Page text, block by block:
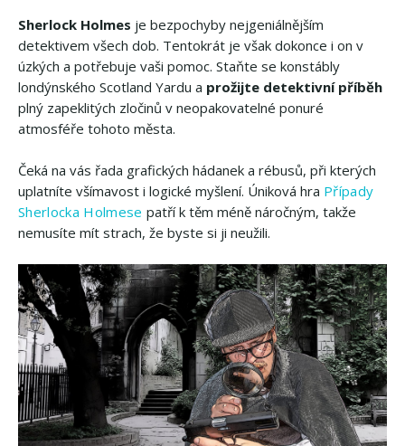
Sherlock Holmes je bezpochyby nejgeniálnějším
detektivem všech dob. Tentokrát je však dokonce i on v
úzkých a potřebuje vaši pomoc. Staňte se konstábly
londýnského Scotland Yardu a prožijte detektivní příběh
plný zapeklitých zločinů v neopakovatelné ponuré
atmosféře tohoto města.
Čeká na vás řada grafických hádanek a rébusů, při kterých
uplatníte všímavost i logické myšlení. Úniková hra Případy
Sherlocka Holmese patří k těm méně náročným, takže
nemusíte mít strach, že byste si ji neužili.